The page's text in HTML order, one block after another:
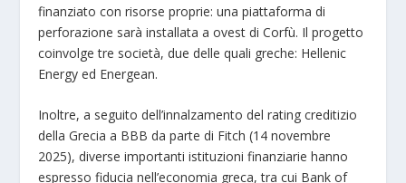
finanziato con risorse proprie: una piattaforma di
perforazione sarà installata a ovest di Corfù. Il progetto
coinvolge tre società, due delle quali greche: Hellenic
Energy ed Energean.
Inoltre, a seguito dell’innalzamento del rating creditizio
della Grecia a BBB da parte di Fitch (14 novembre
2025), diverse importanti istituzioni finanziarie hanno
espresso fiducia nell’economia greca, tra cui Bank of